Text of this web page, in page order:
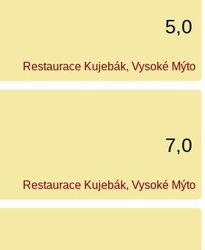
5,0
Restaurace Kujebák, Vysoké Mýto
7,0
Restaurace Kujebák, Vysoké Mýto